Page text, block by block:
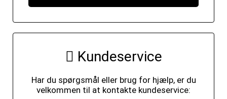
Kundeservice
Har du spørgsmål eller brug for hjælp, er du
velkommen til at kontakte kundeservice: